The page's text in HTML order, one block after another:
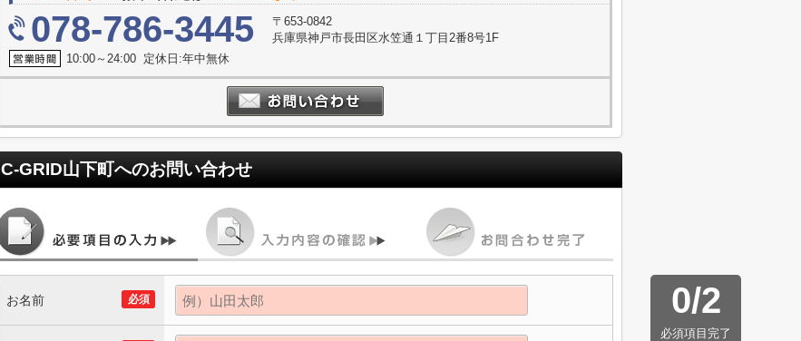
078-786-3445
〒653-0842
兵庫県神戸市長田区水笠通１丁目2番8号1F
10:00～24:00 定休日:年中無休
C-GRID山下町へのお問い合わせ
0/2
必須項目完了
必須
お名前